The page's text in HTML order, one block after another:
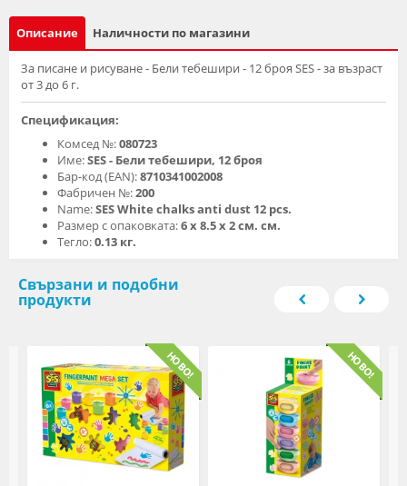
Описание Наличности по магазини
За писане и рисуване - Бели тебешири - 12 броя SES - за възраст
от 3 до 6 г.
Спецификация:
Комсед №:080723
Име:SES - Бели тебешири, 12 броя
Бар-код (EAN):8710341002008
Фабричен №:200
Name:SES White chalks anti dust 12 pcs.
Размер с опаковката:6 х 8.5 х 2 см. см.
Тегло:0.13 кг.
Свързани и подобни
продукти